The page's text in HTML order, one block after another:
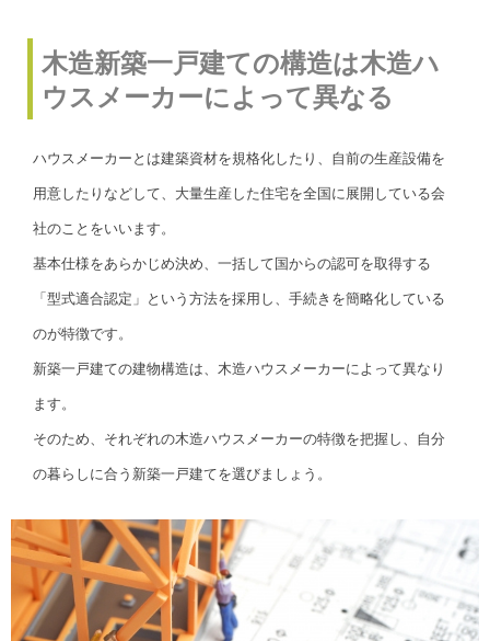
木造新築一戸建ての構造は木造ハ
ウスメーカーによって異なる
ハウスメーカーとは建築資材を規格化したり、自前の生産設備を
用意したりなどして、大量生産した住宅を全国に展開している会
社のことをいいます。
基本仕様をあらかじめ決め、一括して国からの認可を取得する
「型式適合認定」という方法を採用し、手続きを簡略化している
のが特徴です。
新築一戸建ての建物構造は、木造ハウスメーカーによって異なり
ます。
そのため、それぞれの木造ハウスメーカーの特徴を把握し、自分
の暮らしに合う新築一戸建てを選びましょう。